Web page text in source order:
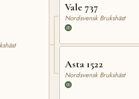
Vale 737
Nordsvensk Brukshäst
Asta 1522
Nordsvensk Brukshäst